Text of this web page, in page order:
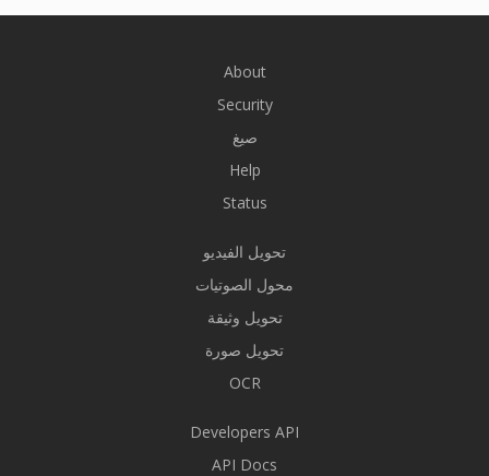
About
Security
صيغ
Help
Status
تحويل الفيديو
محول الصوتيات
تحويل وثيقة
تحويل صورة
OCR
Developers API
API Docs